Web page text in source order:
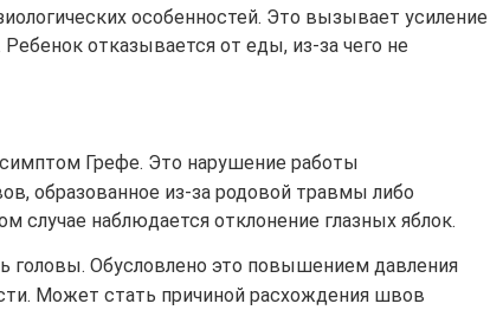
особенностей. Это вызывает усиление
отказывается от еды, из-за чего не
Грефе. Это нарушение работы
образованное из-за родовой травмы либо
случае наблюдается отклонение глазных яблок.
головы. Обусловлено это повышением давления
Может стать причиной расхождения швов